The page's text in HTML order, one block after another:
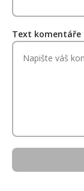
Text komentáře